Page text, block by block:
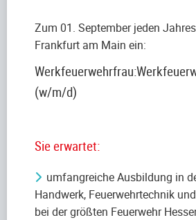
Zum 01. September jeden
Frankfurt am Main ein:
(w/m/d)
Sie erwartet:
umfangreiche Ausbildung in
Handwerk, Feuerwehrtechnik
bei der größten Feuerwehr